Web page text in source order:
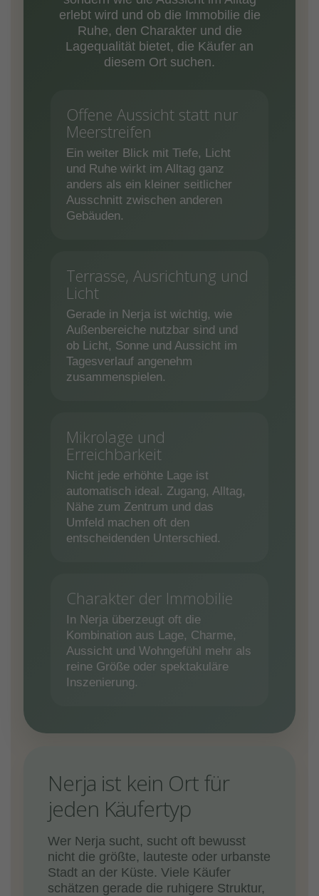
erlebt wird und ob die Immobilie die
Ruhe, den Charakter und die
Lagequalität bietet, die Käufer an
diesem Ort suchen.
Offene Aussicht statt nur
Meerstreifen
Ein weiter Blick mit Tiefe, Licht
und Ruhe wirkt im Alltag ganz
anders als ein kleiner seitlicher
Ausschnitt zwischen anderen
Gebäuden.
Terrasse, Ausrichtung und
Licht
Gerade in Nerja ist wichtig, wie
Außenbereiche nutzbar sind und
ob Licht, Sonne und Aussicht im
Tagesverlauf angenehm
zusammenspielen.
Mikrolage und
Erreichbarkeit
Nicht jede erhöhte Lage ist
automatisch ideal. Zugang, Alltag,
Nähe zum Zentrum und das
Umfeld machen oft den
entscheidenden Unterschied.
Charakter der Immobilie
In Nerja überzeugt oft die
Kombination aus Lage, Charme,
Aussicht und Wohngefühl mehr als
reine Größe oder spektakuläre
Inszenierung.
Nerja ist kein Ort für
jeden Käufertyp
Wer Nerja sucht, sucht oft bewusst
nicht die größte, lauteste oder urbanste
Stadt an der Küste. Viele Käufer
schätzen gerade die ruhigere Struktur,